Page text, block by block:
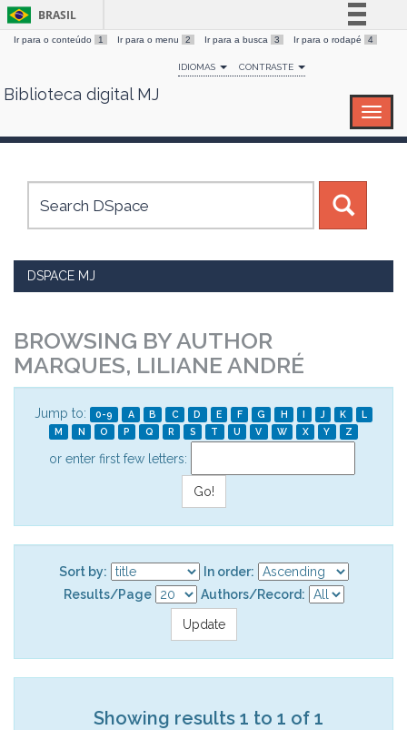
Skip
BRASIL
Simplifique!
Comunica BR
Canais
Ir para o conteúdo 1 Ir para o menu 2 Ir para a busca 3 Ir para o rodapé 4
IDIOMAS CONTRASTE
Biblioteca digital MJ
DSPACE MJ
BROWSING BY AUTHOR
MARQUES, LILIANE ANDRÉ
Jump to: 0-9 A B C D E F G H I J K
L
M
N O P Q R S T U V W X Y Z
or enter first few letters:
Sort by:
In order:
Results/Page
Authors/Record:
Showing results 1 to 1 of 1